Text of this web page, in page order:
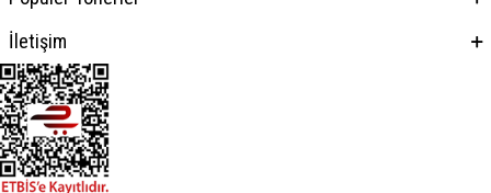
İletişim